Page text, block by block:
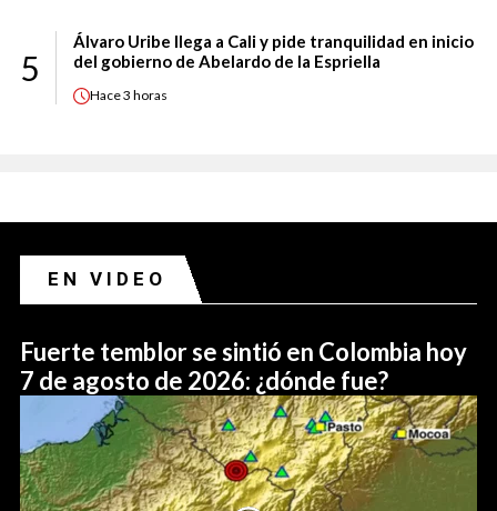
5
Álvaro Uribe llega a Cali y pide tranquilidad en inicio
del gobierno de Abelardo de la Espriella
Hace3 horas
EN VIDEO
Fuerte temblor se sintió en Colombia hoy
7 de agosto de 2026: ¿dónde fue?